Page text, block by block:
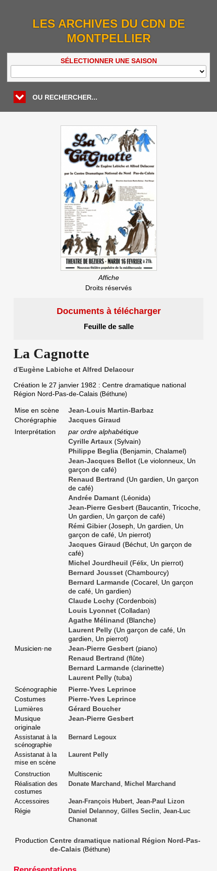
LES ARCHIVES DU CDN DE
MONTPELLIER
SÉLECTIONNER UNE SAISON
OU RECHERCHER...
Affiche
Droits réservés
Documents à télécharger
Feuille de salle
La Cagnotte
d’Eugène Labiche et Alfred Delacour
Création le 27 janvier 1982 : Centre dramatique national
Région Nord-Pas-de-Calais (Béthune)
Mise en scène
Jean-Louis Martin-Barbaz
Chorégraphie
Jacques Giraud
Interprétation
par ordre alphabétique
Cyrille Artaux (Sylvain)
Philippe Beglia (Benjamin, Chalamel)
Jean-Jacques Bellot (Le violonneux, Un
garçon de café)
Renaud Bertrand (Un gardien, Un garçon
de café)
Andrée Damant (Léonida)
Jean-Pierre Gesbert (Baucantin, Tricoche,
Un gardien, Un garçon de café)
Rémi Gibier (Joseph, Un gardien, Un
garçon de café, Un pierrot)
Jacques Giraud (Béchut, Un garçon de
café)
Michel Jourdheuil (Félix, Un pierrot)
Bernard Jousset (Chambourcy)
Bernard Larmande (Cocarel, Un garçon
de café, Un gardien)
Claude Lochy (Cordenbois)
Louis Lyonnet (Colladan)
Agathe Mélinand (Blanche)
Laurent Pelly (Un garçon de café, Un
gardien, Un pierrot)
Musicien·ne
Jean-Pierre Gesbert (piano)
Renaud Bertrand (flûte)
Bernard Larmande (clarinette)
Laurent Pelly (tuba)
Scénographie
Pierre-Yves Leprince
Costumes
Pierre-Yves Leprince
Lumières
Gérard Boucher
Musique
originale
Jean-Pierre Gesbert
Assistanat à la
scénographie
Bernard Legoux
Assistanat à la
mise en scène
Laurent Pelly
Construction Multiscenic
Réalisation des
costumes
Donate Marchand Michel Marchand
Accessoires Jean-François Hubert Jean-Paul Lizon
Régie
Daniel Delannoy Gilles Seclin Jean-Luc
Chanonat
Production Centre dramatique national Région Nord-Pas-
de-Calais (Béthune)